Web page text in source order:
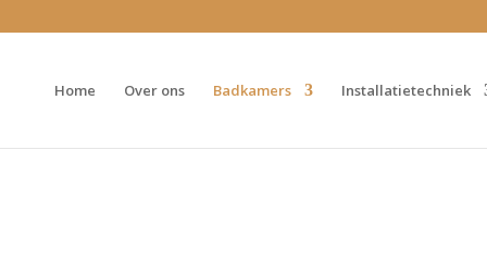
Home Over ons Badkamers Installatietechniek